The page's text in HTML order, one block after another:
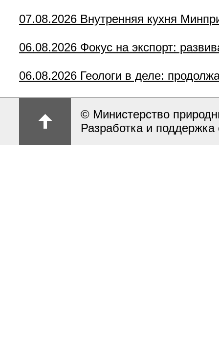
07.08.2026 Внутренняя кухня
06.08.2026 Фокус на экспорт:
06.08.2026 Геологи в деле:
© Министерство
Разработка и